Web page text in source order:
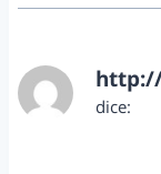
dice: